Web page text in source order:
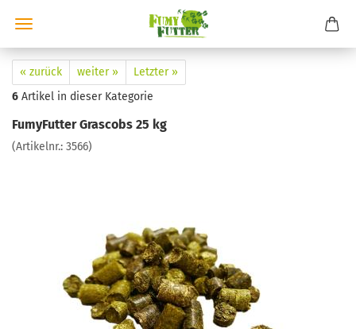
« zurück weiter »
Letzter »
6 Artikel in dieser Kategorie
FumyFutter Grascobs 25 kg
(Artikelnr.: 3566)